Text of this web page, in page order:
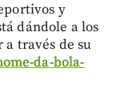
y
dándole a los
través de su
da-bola-